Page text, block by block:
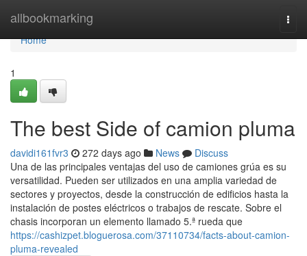
allbookmarking
Home
Home
1
The best Side of camion pluma
davidi161fvr3 272 days ago News
Discuss
Una de las principales ventajas del uso de camiones grúa es su
versatilidad. Pueden ser utilizados en una amplia variedad de
sectores y proyectos, desde la construcción de edificios hasta la
instalación de postes eléctricos o trabajos de rescate. Sobre el
chasis incorporan un elemento llamado 5.ª rueda que
https://cashizpet.bloguerosa.com/37110734/facts-about-camion-
pluma-revealed